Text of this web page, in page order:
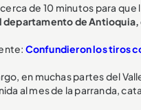
de 10 minutos para
departamento de Antioquia,
Confundieron los tiros
en muchas partes del
al mes de la parranda,